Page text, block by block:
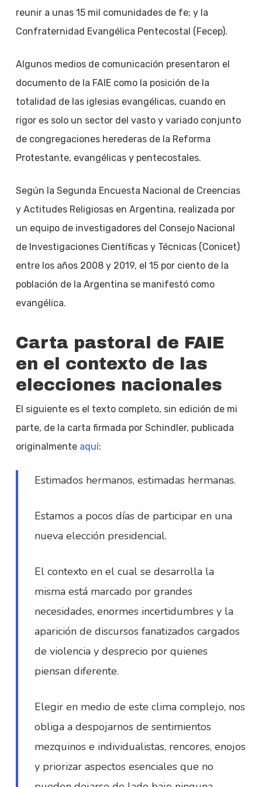
reunir a unas 15 mil comunidades de fe; y la
Confraternidad Evangélica Pentecostal (Fecep).
Algunos medios de comunicación presentaron el
documento de la FAIE como la posición de la
totalidad de las iglesias evangélicas, cuando en
rigor es solo un sector del vasto y variado conjunto
de congregaciones herederas de la Reforma
Protestante, evangélicas y pentecostales.
Según la Segunda Encuesta Nacional de Creencias
y Actitudes Religiosas en Argentina, realizada por
un equipo de investigadores del Consejo Nacional
de Investigaciones Científicas y Técnicas (Conicet)
entre los años 2008 y 2019, el 15 por ciento de la
población de la Argentina se manifestó como
evangélica.
Carta pastoral de FAIE
en el contexto de las
elecciones nacionales
El siguiente es el texto completo, sin edición de mi
parte, de la carta firmada por Schindler, publicada
originalmente aquí:
Estimados hermanos, estimadas hermanas.
Estamos a pocos días de participar en una
nueva elección presidencial.
El contexto en el cual se desarrolla la
misma está marcado por grandes
necesidades, enormes incertidumbres y la
aparición de discursos fanatizados cargados
de violencia y desprecio por quienes
piensan diferente.
Elegir en medio de este clima complejo, nos
obliga a despojarnos de sentimientos
mezquinos e individualistas, rencores, enojos
y priorizar aspectos esenciales que no